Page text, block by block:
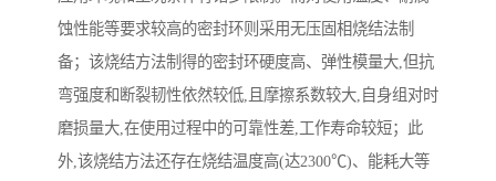
蚀性能等要求较高的密封环则采用无压固相烧结法制
备；该烧结方法制得的密封环硬度高、弹性模量大,但抗
弯强度和断裂韧性依然较低,且摩擦系数较大,自身组对时
磨损量大,在使用过程中的可靠性差,工作寿命较短；此
外,该烧结方法还存在烧结温度高(达2300℃)、能耗大等